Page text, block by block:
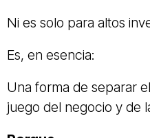
Ni es solo para altos
Es, en esencia:
Una forma de separar
juego del negocio y de